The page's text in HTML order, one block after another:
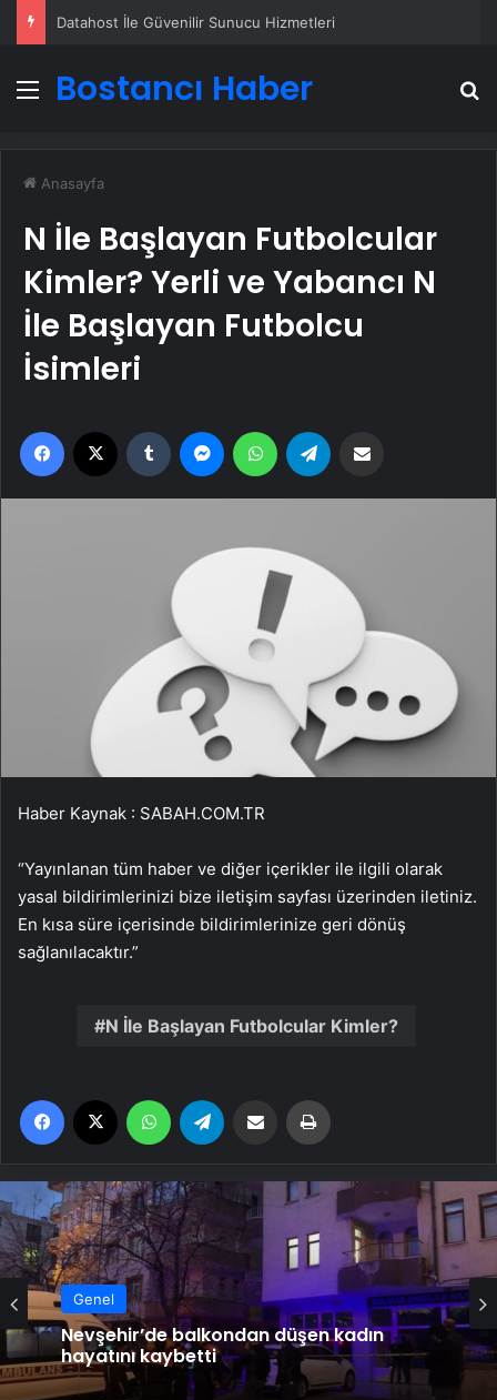
Nevşehir’de balkondan düşen kadın hayatını kaybetti
Menü
Bostancı Haber
Anasayfa
N İle Başlayan Futbolcular
Kimler? Yerli ve Yabancı N
İle Başlayan Futbolcu
İsimleri
Facebook Tumblr MessengerWhatsApp
Haber Kaynak : SABAH.COM.TR
“Yayınlanan tüm haber ve diğer içerikler ile ilgili olarak
yasal bildirimlerinizi bize iletişim sayfası üzerinden iletiniz.
En kısa süre içerisinde bildirimlerinize geri dönüş
sağlanılacaktır.”
N İle Başlayan Futbolcular Kimler?
Facebook WhatsApp Email'den paylaş
Genel
Nevşehir’de balkondan düşen kadın
hayatını kaybetti